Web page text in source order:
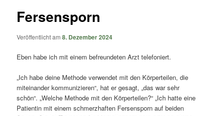
Fersensporn
Veröffentlicht am8. Dezember 2024
Eben habe ich mit einem befreundeten Arzt telefoniert.
„Ich habe deine Methode verwendet mit den Körperteilen, die
miteinander kommunizieren“, hat er gesagt, „das war sehr
schön“. „Welche Methode mit den Körperteilen?“ „Ich hatte eine
Patientin mit einem schmerzhaften Fersensporn auf beiden